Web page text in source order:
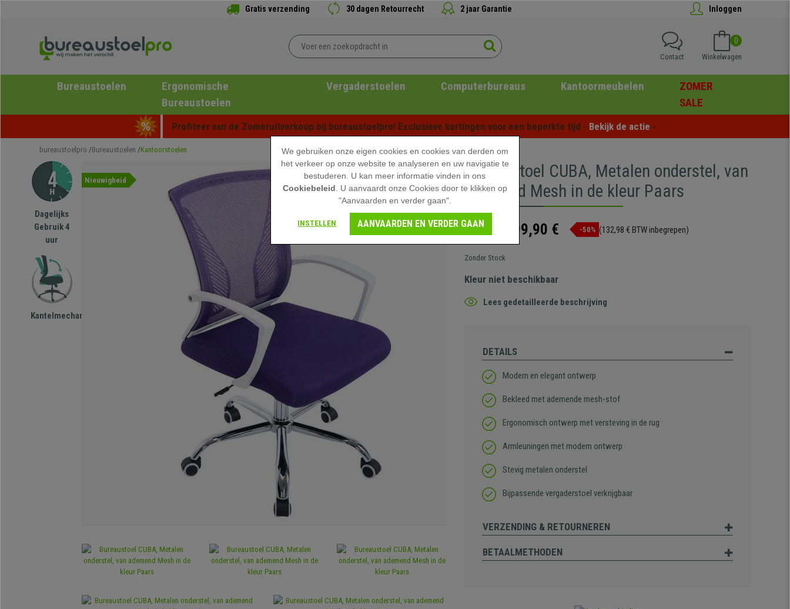
Gratis verzending 30 dagen Retourrecht 2 jaar Garantie Inloggen
0
Winkelwagen
Contact
Bureaustoelen
Ergonomische
Bureaustoelen
Vergaderstoelen Computerbureaus Kantoormeubelen
ZOMER
SALE
Profiteer van de Zomeruitverkoop bij bureaustoelpro! Exclusieve kortingen voor een beperkte tijd - Bekijk de actie -
bureaustoelpro Bureaustoelen Kantoorstoelen
Dagelijks
Gebruik 4
uur
Kantelmechanisme
Nieuwigheid
Bureaustoel CUBA, Metalen onderstel, van
ademend Mesh in de kleur Paars
219,90 € 109,90 € -50% (132,98 € BTW inbegrepen)
Zonder Stock
Kleur niet beschikbaar
Lees gedetailleerde beschrijving
DETAILS
Modern en elegant ontwerp
Bekleed met ademende mesh-stof
Ergonomisch ontwerp met versteving in de rug
Armleuningen met modern ontwerp
Stevig metalen onderstel
Bijpassende vergaderstoel verkrijgbaar
VERZENDING & RETOURNEREN
BETAALMETHODEN
We gebruiken onze eigen cookies en cookies van derden om
het verkeer op onze website te analyseren en uw navigatie te
bestuderen. U kan meer informatie vinden in ons
Cookiebeleid . U aanvaardt onze Cookies door te klikken op
"Aanvaarden en verder gaan".
INSTELLEN AANVAARDEN EN VERDER GAAN